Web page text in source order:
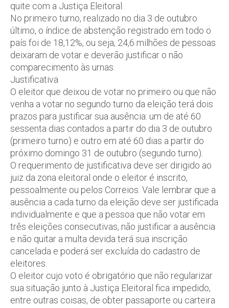
quite com a Justiça Eleitoral.
No primeiro turno, realizado no dia 3 de outubro
último, o índice de abstenção registrado em todo o
país foi de 18,12%, ou seja, 24,6 milhões de pessoas
deixaram de votar e deverão justificar o não
comparecimento às urnas.
Justificativa
O eleitor que deixou de votar no primeiro ou que não
venha a votar no segundo turno da eleição terá dois
prazos para justificar sua ausência: um de até 60
sessenta dias contados a partir do dia 3 de outubro
(primeiro turno) e outro em até 60 dias a partir do
próximo domingo 31 de outubro (segundo turno).
O requerimento de justificativa deve ser dirigido ao
juiz da zona eleitoral onde o eleitor é inscrito,
pessoalmente ou pelos Correios. Vale lembrar que a
ausência a cada turno da eleição deve ser justificada
individualmente e que a pessoa que não votar em
três eleições consecutivas, não justificar a ausência
e não quitar a multa devida terá sua inscrição
cancelada e poderá ser excluída do cadastro de
eleitores.
O eleitor cujo voto é obrigatório que não regularizar
sua situação junto à Justiça Eleitoral fica impedido,
entre outras coisas, de obter passaporte ou carteira